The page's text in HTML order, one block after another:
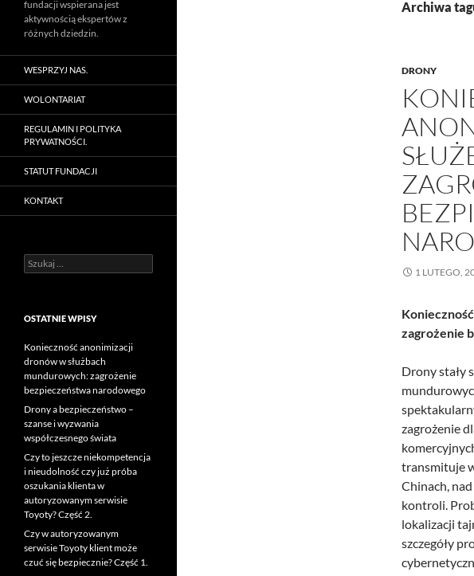
Archiwa
DRONY
1 LUTEGO,
zagrożenie
Drony stały
zagrożenie
transmituje
Chinach,
kontroli.
lokalizacji
szczegóły
fundacji wspierana jest
aktywnością ekspertów z
różnych dziedzin.
WESPRZYJ NAS.
WOLONTARIAT
REGULAMIN I POLITYKA
PRYWATNOŚCI.
STATUT FUNDACJI
KONTAKT
Szukaj:
OSTATNIE WPISY
Konieczność anonimizacji
dronów w służbach
mundurowych: zagrożenie
bezpieczeństwa narodowego
Drony a bezpieczeństwo –
szanse i wyzwania
współczesnego świata
Czy to jeszcze niekompetencja
i nieudolność czy już próba
oszukania klienta w
autoryzowanym serwisie
Toyoty? Część 2.
Czy w autoryzowanym
serwisie Toyoty klient może
czuć się bezpiecznie? Część 1.